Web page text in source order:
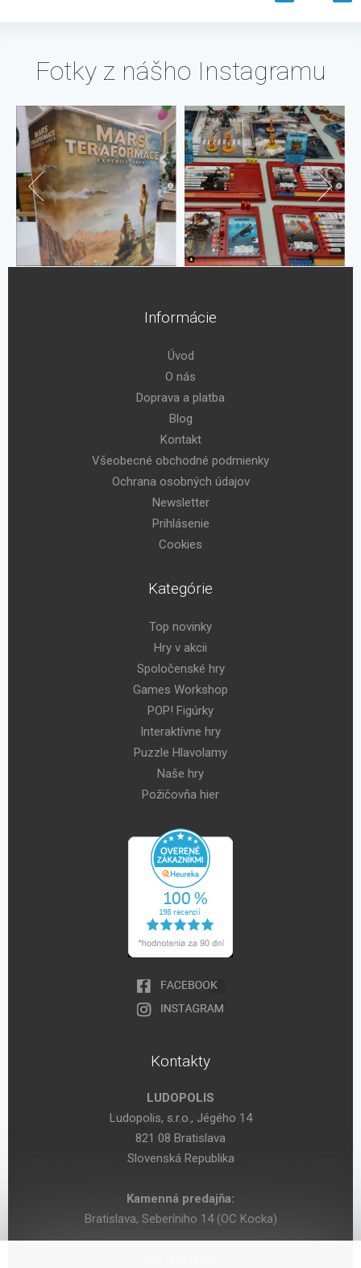
Fotky z nášho Instagramu
Informácie
Úvod
O nás
Doprava a platba
Blog
Kontakt
Všeobecné obchodné podmienky
Ochrana osobných údajov
Newsletter
Prihlásenie
Cookies
Kategórie
Top novinky
Hry v akcii
Spoločenské hry
Games Workshop
POP! Figúrky
Interaktívne hry
Puzzle Hlavolamy
Naše hry
Požičovňa hier
Kontakty
LUDOPOLIS
Ludopolis, s.r.o., Jégého 14
821 08 Bratislava
Slovenská Republika
Kamenná predajňa:
Bratislava, Seberíniho 14 (OC Kocka)